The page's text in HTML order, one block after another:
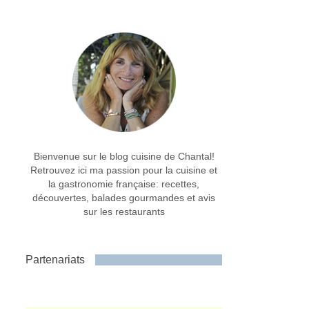
Bienvenue sur le blog cuisine de Chantal!
Retrouvez ici ma passion pour la cuisine et
la gastronomie française: recettes,
découvertes, balades gourmandes et avis
sur les restaurants
Partenariats